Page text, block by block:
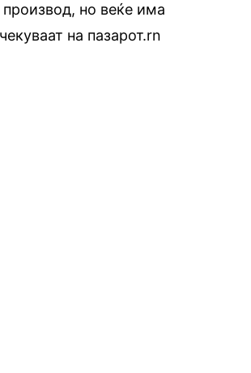
производ, но веќе има
на пазарот.rn